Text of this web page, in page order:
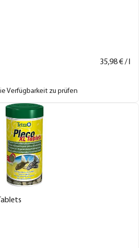
35,98€ / l
Verfügbarkeit zu prüfen